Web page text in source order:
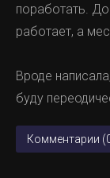
поработать.
работает, а
Вроде
буду
Комментарии